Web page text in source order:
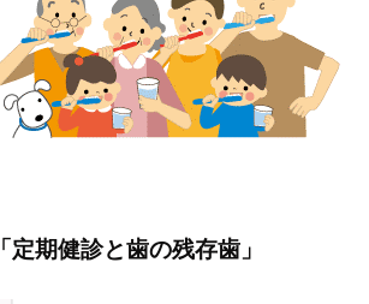
「定期健診と歯の残存歯」